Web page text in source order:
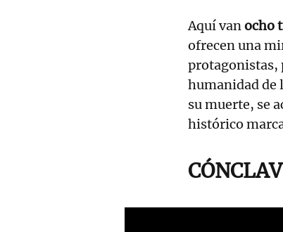
Aquí vanocho
ofrecen una
protagonistas,
humanidad de
su muerte, se
histórico